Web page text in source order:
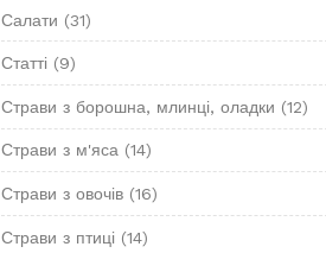
Салати (31)
Статті (9)
Страви з борошна, млинці, оладки (12)
Страви з м'яса(14)
Страви з овочів(16)
Страви з птиці (14)